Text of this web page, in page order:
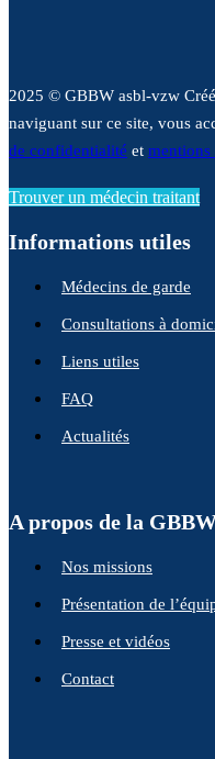
2025 © GBBW asbl-vzw
naviguant sur ce site, vous
de confidentialité et mentions
Trouver un médecin traitant
Informations utiles
Médecins de garde
Consultations à
Liens utiles
FAQ
Actualités
A propos de la
Nos missions
Présentation de
Presse et vidéos
Contact